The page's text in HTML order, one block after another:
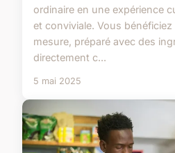
ordinaire en une expérience
et conviviale. Vous
mesure, préparé avec des
directement c...
5 mai 2025